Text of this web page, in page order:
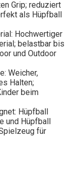
Grip; reduziert
als Hüpfball
Hochwertiger
belastbar bis
und Outdoor
Weicher,
Halten;
beim
Hüpfball
und Hüpfball
für